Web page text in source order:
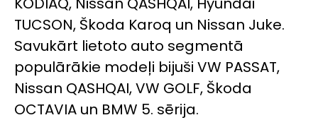
TUCSON, Škoda Karoq un Nissan Juke.
Savukārt lietoto auto segmentā
populārākie modeļi bijuši VW PASSAT,
Nissan QASHQAI, VW GOLF, Škoda
OCTAVIA un BMW 5. sērija.